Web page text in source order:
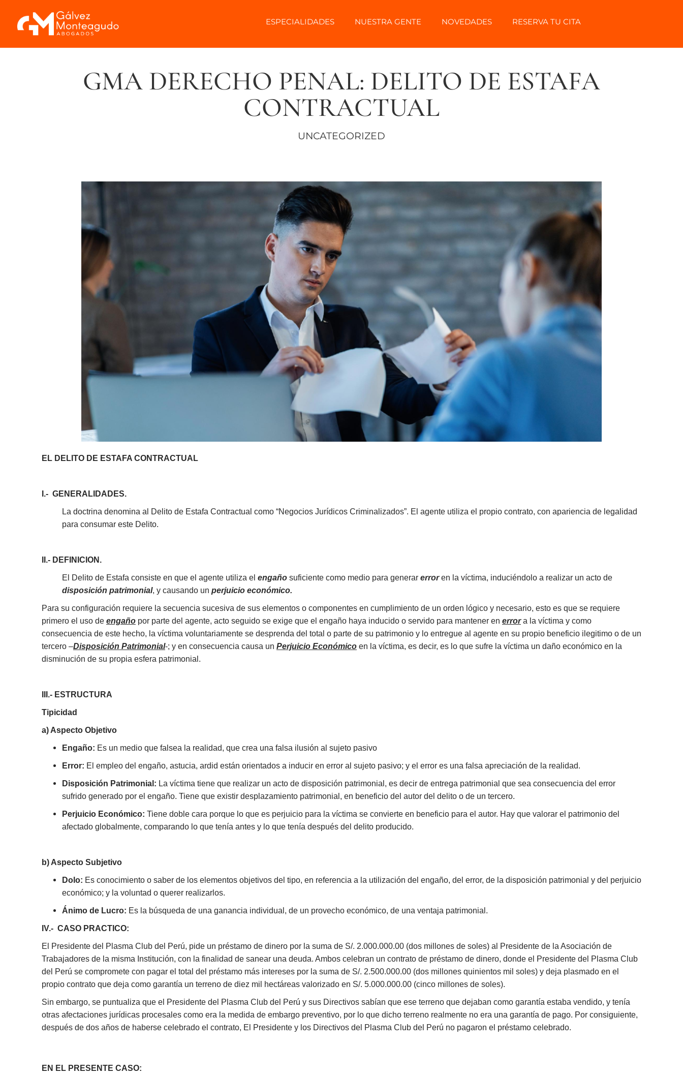
ESPECIALIDADES NUESTRA GENTE NOVEDADES RESERVA TU CITA
GMA DERECHO PENAL: DELITO DE ESTAFA
CONTRACTUAL
UNCATEGORIZED
EL DELITO DE ESTAFA CONTRACTUAL
I.- GENERALIDADES.
La doctrina denomina al Delito de Estafa Contractual como “Negocios Jurídicos Criminalizados”. El agente utiliza el propio contrato, con apariencia de legalidad
para consumar este Delito.
II.- DEFINICION.
El Delito de Estafa consiste en que el agente utiliza el engaño suficiente como medio para generar erroren la víctima, induciéndolo a realizar un acto de
disposición patrimonial, y causando un perjuicio económico.
Para su configuración requiere la secuencia sucesiva de sus elementos o componentes en cumplimiento de un orden lógico y necesario, esto es que se requiere
primero el uso de engaño por parte del agente, acto seguido se exige que el engaño haya inducido o servido para mantener en errora la víctima y como
consecuencia de este hecho, la víctima voluntariamente se desprenda del total o parte de su patrimonio y lo entregue al agente en su propio beneficio ilegitimo o de un
tercero –Disposición Patrimonial-; y en consecuencia causa un Perjuicio Económico en la víctima, es decir, es lo que sufre la víctima un daño económico en la
disminución de su propia esfera patrimonial.
III.- ESTRUCTURA
Tipicidad
a) Aspecto Objetivo
Engaño: Es un medio que falsea la realidad, que crea una falsa ilusión al sujeto pasivo
Error: El empleo del engaño, astucia, ardid están orientados a inducir en error al sujeto pasivo; y el error es una falsa apreciación de la realidad.
Disposición Patrimonial: La víctima tiene que realizar un acto de disposición patrimonial, es decir de entrega patrimonial que sea consecuencia del error
sufrido generado por el engaño. Tiene que existir desplazamiento patrimonial, en beneficio del autor del delito o de un tercero.
Perjuicio Económico: Tiene doble cara porque lo que es perjuicio para la víctima se convierte en beneficio para el autor. Hay que valorar el patrimonio del
afectado globalmente, comparando lo que tenía antes y lo que tenía después del delito producido.
b) Aspecto Subjetivo
Dolo: Es conocimiento o saber de los elementos objetivos del tipo, en referencia a la utilización del engaño, del error, de la disposición patrimonial y del perjuicio
económico; y la voluntad o querer realizarlos.
Ánimo de Lucro: Es la búsqueda de una ganancia individual, de un provecho económico, de una ventaja patrimonial.
IV.- CASO PRACTICO:
El Presidente del Plasma Club del Perú, pide un préstamo de dinero por la suma de S/. 2.000.000.00 (dos millones de soles) al Presidente de la Asociación de
Trabajadores de la misma Institución, con la finalidad de sanear una deuda. Ambos celebran un contrato de préstamo de dinero, donde el Presidente del Plasma Club
del Perú se compromete con pagar el total del préstamo más intereses por la suma de S/. 2.500.000.00 (dos millones quinientos mil soles) y deja plasmado en el
propio contrato que deja como garantía un terreno de diez mil hectáreas valorizado en S/. 5.000.000.00 (cinco millones de soles).
Sin embargo, se puntualiza que el Presidente del Plasma Club del Perú y sus Directivos sabían que ese terreno que dejaban como garantía estaba vendido, y tenía
otras afectaciones jurídicas procesales como era la medida de embargo preventivo, por lo que dicho terreno realmente no era una garantía de pago. Por consiguiente,
después de dos años de haberse celebrado el contrato, El Presidente y los Directivos del Plasma Club del Perú no pagaron el préstamo celebrado.
EN EL PRESENTE CASO: